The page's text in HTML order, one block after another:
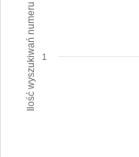
Ilość wyszukiwań numeru 1